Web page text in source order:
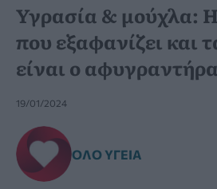
Υγρασία & μούχλα:
που εξαφανίζει και
είναι ο
19/01/2024
ΌΛΟ ΥΓΕΊΑ